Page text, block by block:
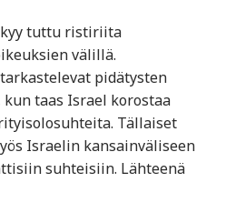
tuttu ristiriita
välillä.
pidätysten
taas Israel korostaa
Tällaiset
Israelin kansainväliseen
suhteisiin. Lähteenä